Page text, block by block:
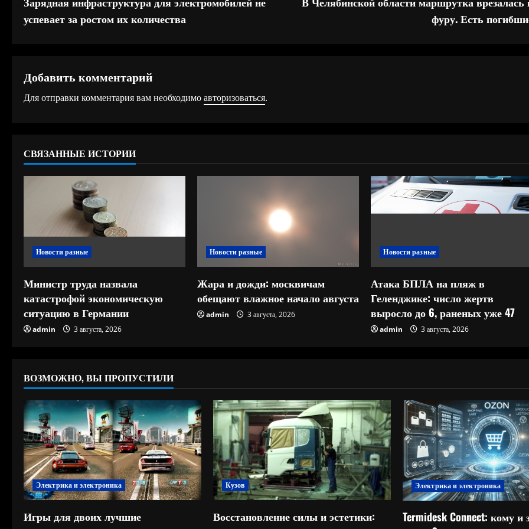
р
о
и
ч
т
е
н
и
успевает за ростом их количества
фуру. Есть
Добавить комментарий
Для отправки комментария вам необходимоавторизоваться.
СВЯЗАННЫЕ ИСТОРИИ
Новости разные
Министр труда назвала
катастрофой экономическую
ситуацию в Германии
admin 3 августа, 2026
Новости разные
Жара и дожди: москвичам
обещают влажное начало августа
admin 3 августа, 2026
Новости разные
Атака БПЛА на пляж в
Геленджике: число жертв
выросло до 6, раненых уже 47
admin 3 августа, 2026
ВОЗМОЖНО, ВЫ ПРОПУСТИЛИ
Электрика и электроника
Игры для двоих лучшие
Кузов
Восстановление силы и эстетики:
Электрика и электроника
Termidesk Connect: кому и